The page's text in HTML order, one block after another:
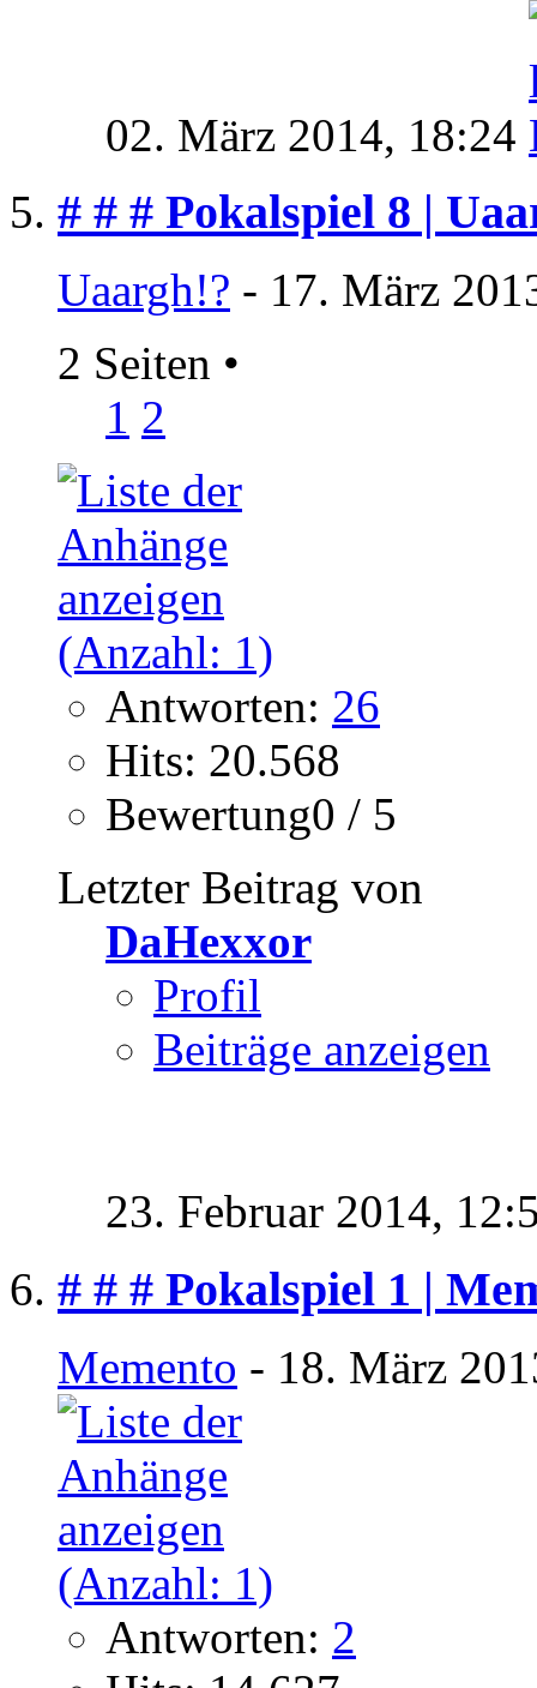
02. März 2014, 18:24
# # # Pokalspiel 8 |
Uaargh!? - 17. März
2 Seiten •
1 2
Antworten: 26
Hits: 20.568
Bewertung0 / 5
Letzter Beitrag von
DaHexxor
Profil
Beiträge anzeigen
23. Februar 2014,
# # # Pokalspiel 1 |
Memento - 18. März
Antworten: 2